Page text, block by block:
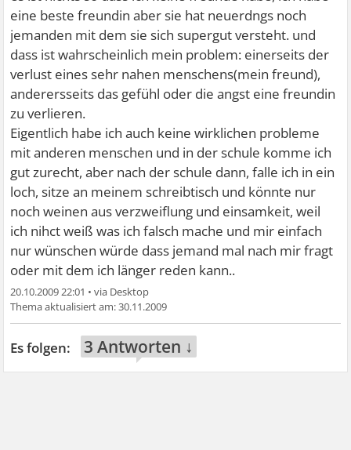
eine beste freundin aber sie hat neuerdngs noch
jemanden mit dem sie sich supergut versteht. und
dass ist wahrscheinlich mein problem: einerseits der
verlust eines sehr nahen menschens(mein freund),
anderersseits das gefühl oder die angst eine freundin
zu verlieren.
Eigentlich habe ich auch keine wirklichen probleme
mit anderen menschen und in der schule komme ich
gut zurecht, aber nach der schule dann, falle ich in ein
loch, sitze an meinem schreibtisch und könnte nur
noch weinen aus verzweiflung und einsamkeit, weil
ich nihct weiß was ich falsch mache und mir einfach
nur wünschen würde dass jemand mal nach mir fragt
oder mit dem ich länger reden kann..
20.10.2009 22:01 •
30.11.2009
3 Antworten ↓